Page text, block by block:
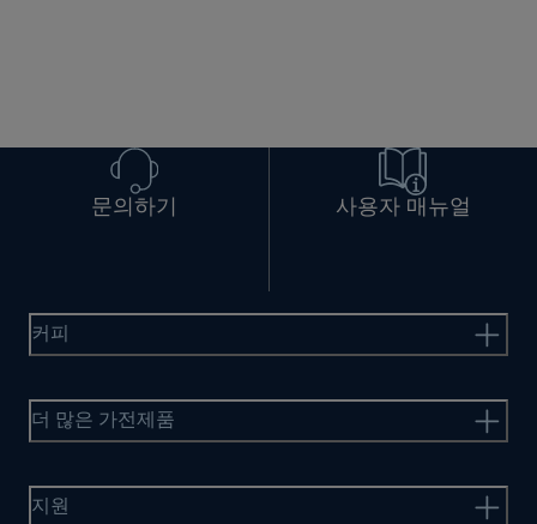
문의하기 사용자 매뉴얼
커피
더 많은 가전제품
지원